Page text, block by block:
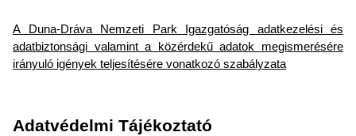
A Duna-Dráva Nemzeti Park Igazgatóság adatkezelési és
adatbiztonsági valamint a közérdekű adatok megismerésére
irányuló igények teljesítésére vonatkozó szabályzata
Adatvédelmi Tájékoztató